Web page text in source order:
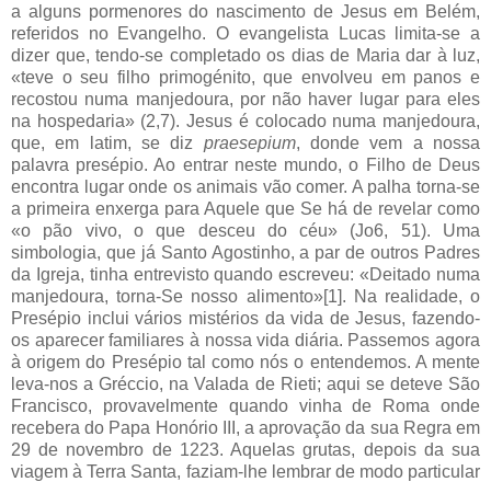
a alguns pormenores do nascimento de Jesus em Belém,
referidos no Evangelho. O evangelista Lucas limita-se a
dizer que, tendo-se completado os dias de Maria dar à luz,
«teve o seu filho primogénito, que envolveu em panos e
recostou numa manjedoura, por não haver lugar para eles
na hospedaria» (2,7). Jesus é colocado numa manjedoura,
que, em latim, se diz praesepium, donde vem a nossa
palavra presépio. Ao entrar neste mundo, o Filho de Deus
encontra lugar onde os animais vão comer. A palha torna-se
a primeira enxerga para Aquele que Se há de revelar como
«o pão vivo, o que desceu do céu» (Jo6, 51). Uma
simbologia, que já Santo Agostinho, a par de outros Padres
da Igreja, tinha entrevisto quando escreveu: «Deitado numa
manjedoura, torna-Se nosso alimento»[1]. Na realidade, o
Presépio inclui vários mistérios da vida de Jesus, fazendo-
os aparecer familiares à nossa vida diária. Passemos agora
à origem do Presépio tal como nós o entendemos. A mente
leva-nos a Gréccio, na Valada de Rieti; aqui se deteve São
Francisco, provavelmente quando vinha de Roma onde
recebera do Papa Honório III, a aprovação da sua Regra em
29 de novembro de 1223. Aquelas grutas, depois da sua
viagem à Terra Santa, faziam-lhe lembrar de modo particular